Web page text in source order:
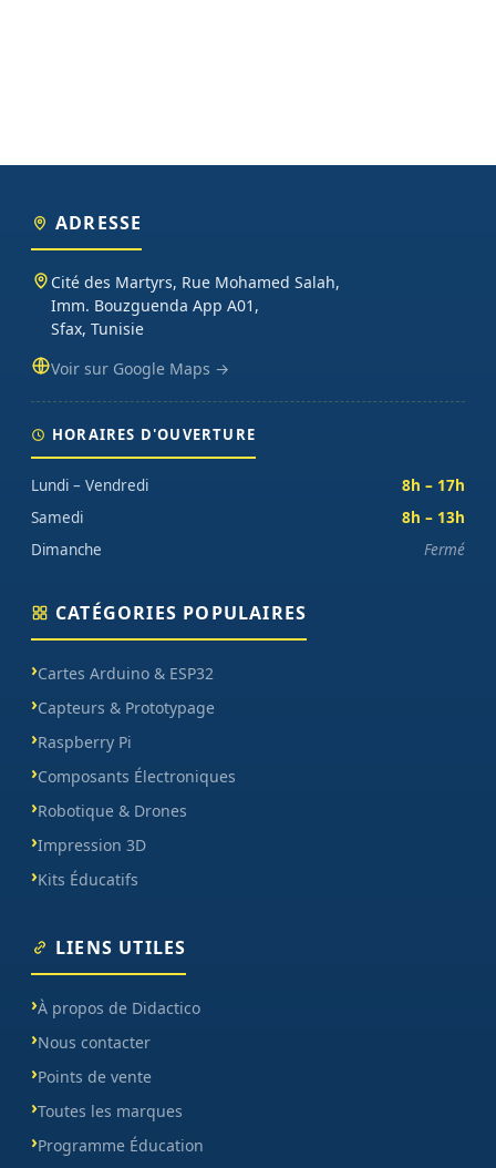
ADRESSE
Cité des Martyrs, Rue Mohamed Salah,
Imm. Bouzguenda App A01,
Sfax, Tunisie
Voir sur Google Maps →
HORAIRES D'OUVERTURE
Lundi – Vendredi
8h – 17h
Samedi
8h – 13h
Dimanche
Fermé
CATÉGORIES POPULAIRES
Cartes Arduino & ESP32
Capteurs & Prototypage
Raspberry Pi
Composants Électroniques
Robotique & Drones
Impression 3D
Kits Éducatifs
LIENS UTILES
À propos de Didactico
Nous contacter
Points de vente
Toutes les marques
Programme Éducation